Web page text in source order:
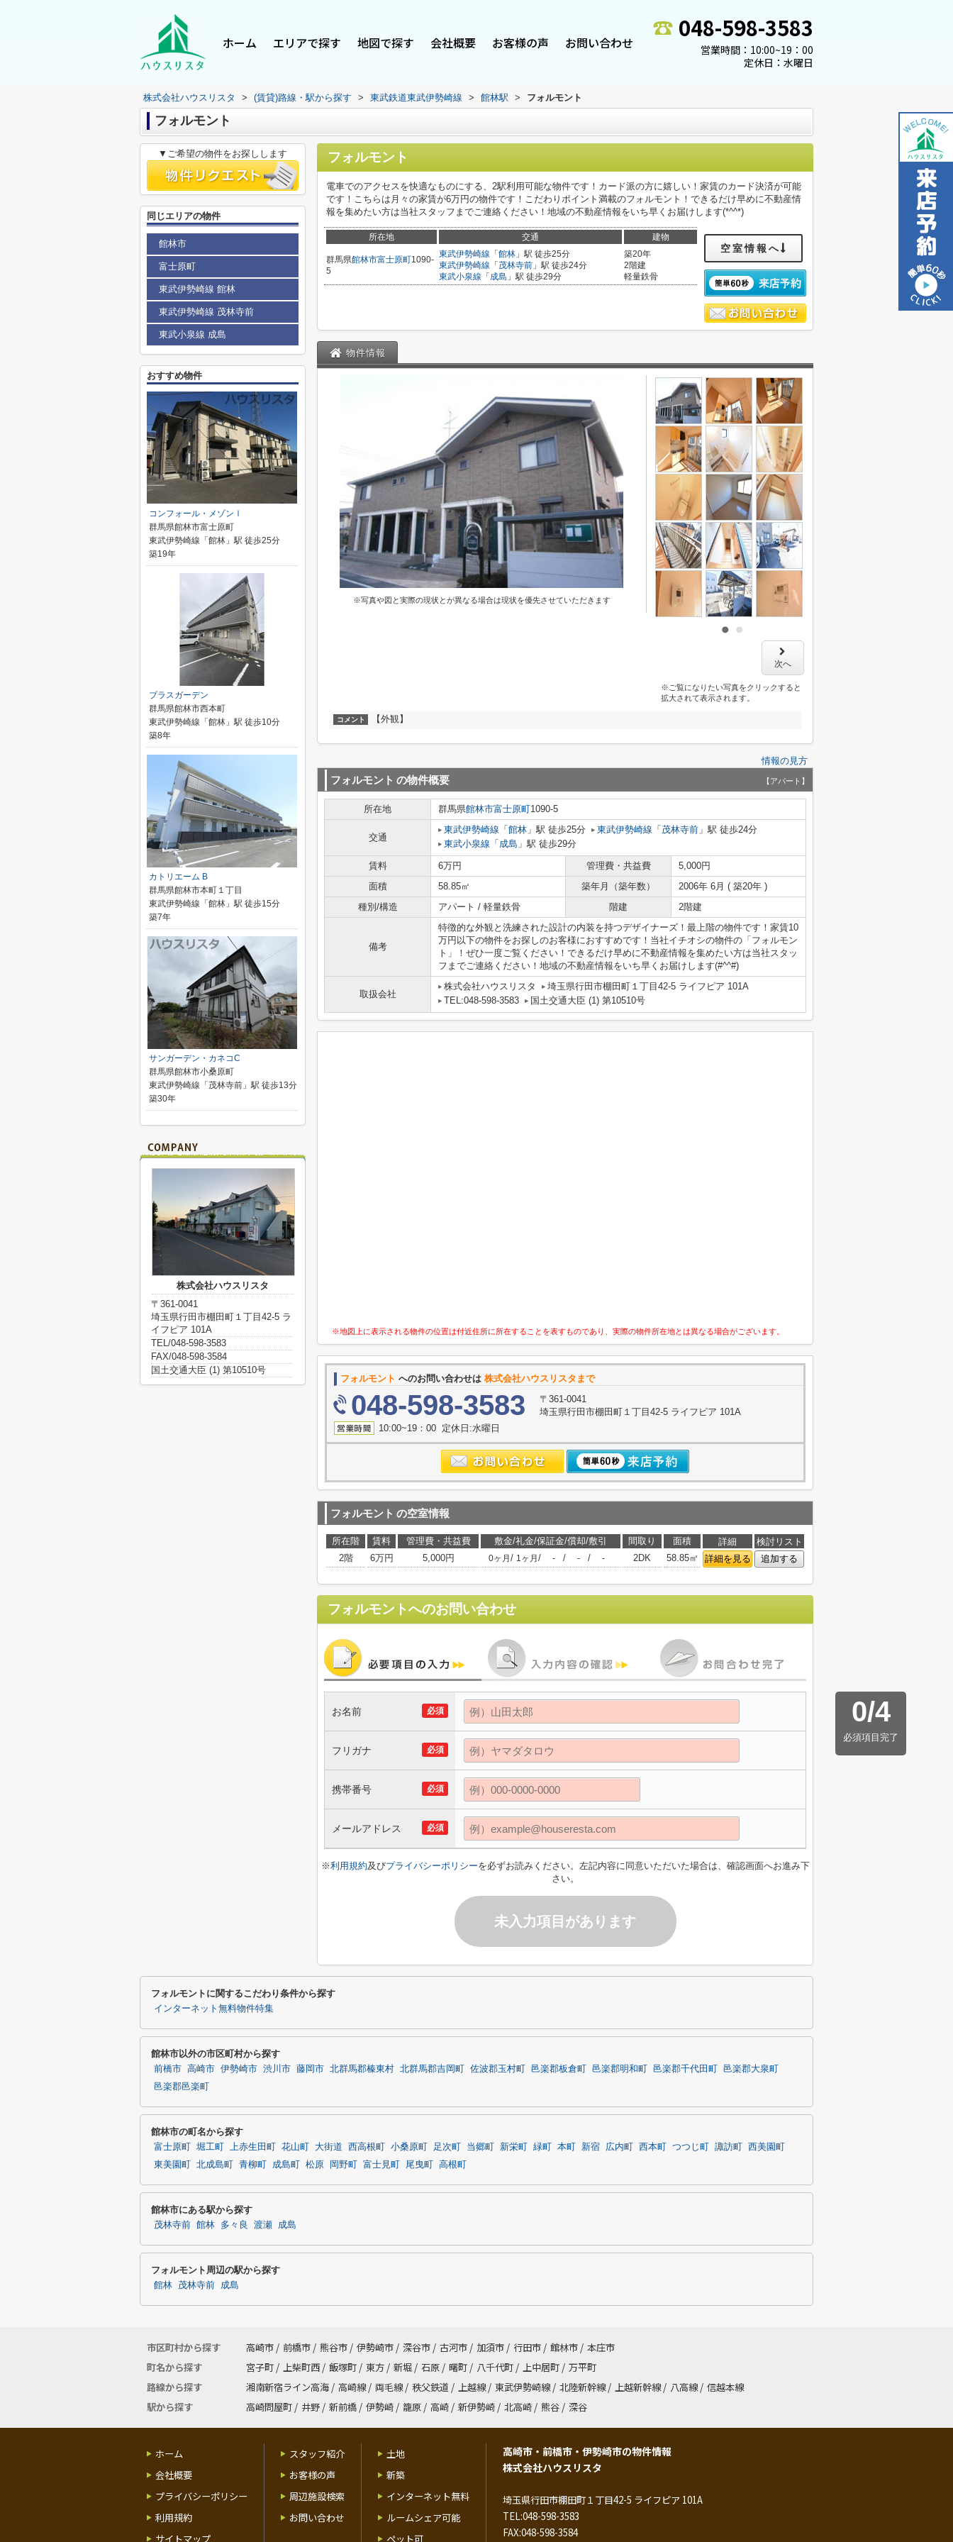
ホーム エリアで探す 地図で探す 会社概要 お客様の声 お問い合わせ
048-598-3583
営業時間：10:00~19：00
定休日：水曜日
株式会社ハウスリスタ > (賃貸)路線・駅から探す > 東武鉄道東武伊勢崎線 > 館林駅 > フォルモント
フォルモント
フォルモント
電車でのアクセスを快適なものにする、2駅利用可能な物件です！カード派の方に嬉しい！家賃のカード決済が可能
です！こちらは月々の家賃が6万円の物件です！こだわりポイント満載のフォルモント！できるだけ早めに不動産情
報を集めたい方は当社スタッフまでご連絡ください！地域の不動産情報をいち早くお届けします(*^^*)
所在地 交通 建物
群馬県館林市富士原町1090-
5
東武伊勢崎線 「 館林 」駅 徒歩25分
東武伊勢崎線 「 茂林寺前 」駅 徒歩24分
東武小泉線 「 成島 」駅 徒歩29分
築20年
2階建
軽量鉄骨
空室情報へ
物件情報
※写真や図と実際の現状とが異なる場合は現状を優先させていただきます
次へ
※ご覧になりたい写真をクリックすると
拡大されて表示されます。
コメント 【外観】
情報の見方
フォルモント の物件概要 【アパート】
所在地 群馬県館林市富士原町1090-5
交通
東武伊勢崎線 「 館林 」駅 徒歩25分 東武伊勢崎線 「 茂林寺前 」駅 徒歩24分
東武小泉線 「 成島 」駅 徒歩29分
賃料 6万円 管理費・共益費
5,000円
面積
58.85㎡ 築年月（築年数）
2006年 6月 ( 築20年 )
種別/構造
アパート / 軽量鉄骨 階建 2階建
備考
特徴的な外観と洗練された設計の内装を持つデザイナーズ！最上階の物件です！家賃10
万円以下の物件をお探しのお客様におすすめです！当社イチオシの物件の「フォルモン
ト」！ぜひ一度ご覧ください！できるだけ早めに不動産情報を集めたい方は当社スタッ
フまでご連絡ください！地域の不動産情報をいち早くお届けします(#^^#)
取扱会社
株式会社ハウスリスタ
埼玉県行田市棚田町１丁目42-5 ライフピア 101A
TEL:048-598-3583
国土交通大臣 (1) 第10510号
※地図上に表示される物件の位置は付近住所に所在することを表すものであり、実際の物件所在地とは異なる場合がございます。
フォルモント へのお問い合わせは 株式会社ハウスリスタまで
048-598-3583
〒361-0041
埼玉県行田市棚田町１丁目42-5 ライフピア 101A
10:00~19：00 定休日:水曜日
フォルモント の空室情報
所在階 賃料 管理費・共益費 敷金/礼金/保証金/償却/敷引 間取り 面積 詳細
検討リスト
2階
6万円 5,000円 0ヶ月 / 1ヶ月 / - / - / - 2DK 58.85㎡ 詳細を見る 追加する
フォルモントへのお問い合わせ
0/4
必須項目完了
必須
お名前
必須
フリガナ
必須
携帯番号
必須
メールアドレス
※利用規約及びプライバシーポリシーを必ずお読みください。左記内容に同意いただいた場合は、確認画面へお進み下
さい。
未入力項目があります
▼ご希望の物件をお探しします
同じエリアの物件
館林市
富士原町
東武伊勢崎線 館林
東武伊勢崎線 茂林寺前
東武小泉線 成島
おすすめ物件
コンフォール・メゾンⅠ
群馬県館林市富士原町
東武伊勢崎線「館林」駅 徒歩25分
築19年
ブラスガーデン
群馬県館林市西本町
東武伊勢崎線「館林」駅 徒歩10分
築8年
カトリエーム B
群馬県館林市本町１丁目
東武伊勢崎線「館林」駅 徒歩15分
築7年
サンガーデン・カネコC
群馬県館林市小桑原町
東武伊勢崎線「茂林寺前」駅 徒歩13分
築30年
株式会社ハウスリスタ
〒361-0041
埼玉県行田市棚田町１丁目42-5 ラ
イフピア 101A
TEL/048-598-3583
FAX/048-598-3584
国土交通大臣 (1) 第10510号
フォルモントに関するこだわり条件から探す
インターネット無料物件特集
館林市以外の市区町村から探す
前橋市 高崎市 伊勢崎市 渋川市 藤岡市 北群馬郡榛東村 北群馬郡吉岡町 佐波郡玉村町 邑楽郡板倉町 邑楽郡明和町 邑楽郡千代田町
邑楽郡大泉町
邑楽郡邑楽町
館林市の町名から探す
富士原町 堀工町 上赤生田町 花山町 大街道 西高根町 小桑原町 足次町 当郷町 新栄町 緑町 本町 新宿 広内町 西本町 つつじ町 諏訪町
西美園町
東美園町
北成島町 青柳町 成島町 松原 岡野町 富士見町 尾曳町 高根町
館林市にある駅から探す
茂林寺前 館林 多々良 渡瀬 成島
フォルモント周辺の駅から探す
館林 茂林寺前 成島
市区町村から探す 高崎市 / 前橋市 / 熊谷市 / 伊勢崎市 / 深谷市 / 古河市 / 加須市 / 行田市 / 館林市 / 本庄市
町名から探す
宮子町 / 上柴町西 / 飯塚町 / 東方 / 新堀 / 石原 / 曙町 / 八千代町 / 上中居町 / 万平町
路線から探す
湘南新宿ライン高海 / 高崎線 / 両毛線 / 秩父鉄道 / 上越線 / 東武伊勢崎線 / 北陸新幹線 / 上越新幹線 / 八高線 / 信越本線
駅から探す
高崎問屋町 / 井野 / 新前橋 / 伊勢崎 / 籠原 / 高崎 / 新伊勢崎 / 北高崎 / 熊谷 / 深谷
ホーム
会社概要
プライバシーポリシー
利用規約
サイトマップ
スタッフ紹介
お客様の声
周辺施設検索
お問い合わせ
土地
新築
インターネット無料
ルームシェア可能
ペット可
高崎市・前橋市・伊勢崎市の物件情報
株式会社ハウスリスタ
埼玉県行田市棚田町１丁目42-5 ライフピア 101A
TEL:048-598-3583
FAX:048-598-3584